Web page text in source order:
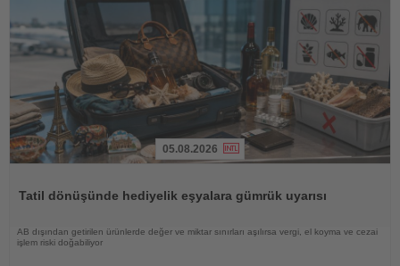
05.08.2026
Tatil dönüşünde hediyelik eşyalara gümrük uyarısı
AB dışından getirilen ürünlerde değer ve miktar sınırları aşılırsa vergi, el koyma ve cezai
işlem riski doğabiliyor